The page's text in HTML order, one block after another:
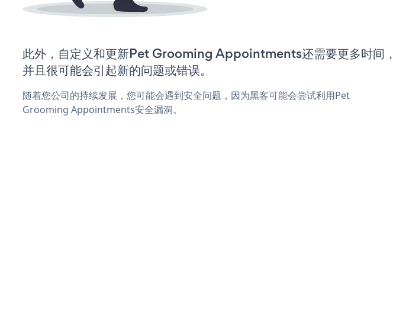
此外，自定义和更新Pet Grooming Appointments还需要更多时间，
并且很可能会引起新的问题或错误。
随着您公司的持续发展，您可能会遇到安全问题，因为黑客可能会尝试利用Pet
Grooming Appointments安全漏洞。